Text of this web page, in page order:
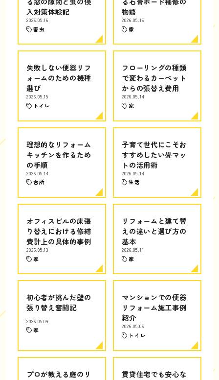
入対策体験記
2026.05.16
害虫
物語
2026.05.16
家
失敗しない便器リフ
ォームのための機種
選び
2026.05.15
トイレ
フローリングの種類
で変わるカーペット
からの張替え費用
2026.05.14
家
理想的なリフォーム
キッチンを作るため
の手順
2026.05.14
台所
子育て世代にこそお
すすめしたい畳マッ
トの活用術
2026.05.14
生活
オフィスビルの床張
り替えにおける修繕
費計上の具体的事例
2026.05.13
家
リフォームと建て替
えの違いと選び方の
基本
2026.05.11
家
初心者が挑んだ壁の
張り替え奮闘記
2026.05.09
家
マンションでの便器
リフォーム施工事例
紹介
2026.05.06
トイレ
プロが教える庭のリ
賃貸住宅でも安心な